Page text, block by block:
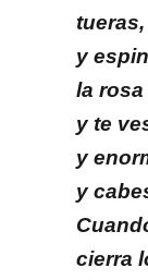
y
la rosa
y te
y
y
cierra